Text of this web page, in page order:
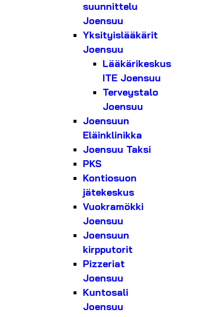
suunnittelu
Joensuu
Yksityislääkärit
Joensuu
Lääkärikeskus
ITE Joensuu
Terveystalo
Joensuu
Joensuun
Eläinklinikka
Joensuu Taksi
PKS
Kontiosuon
jätekeskus
Vuokramökki
Joensuu
Joensuun
kirpputorit
Pizzeriat
Joensuu
Kuntosali
Joensuu